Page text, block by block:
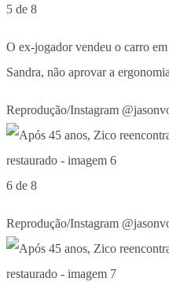
5 de 8
O ex-jogador vendeu o carro
Sandra, não aprovar a
Reprodução/Instagram
6 de 8
Reprodução/Instagram